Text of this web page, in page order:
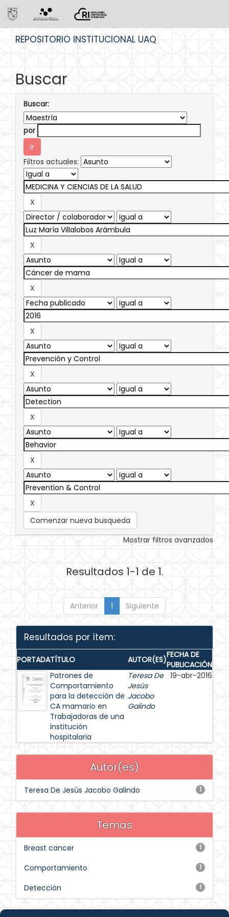
REPOSITORIO INSTITUCIONAL UAQ
Buscar
Buscar:
por
Filtros actuales:
Comenzar nueva busqueda
Mostrar filtros avanzados
Resultados 1-1 de 1.
Anterior 1 Siguiente
Resultados por ítem:
PORTADATÍTULO AUTOR(ES)FECHA DE
PUBLICACIÓN
Patrones de
Comportamiento
para la detección de
CA mamario en
Trabajadoras de una
institución
hospitalaria
Teresa De
Jesús
Jacobo
Galindo
19-abr-2016
Autor(es)
1
Teresa De Jesús Jacobo Galindo
Temas
1
Breast cancer
1
Comportamiento
1
Detección